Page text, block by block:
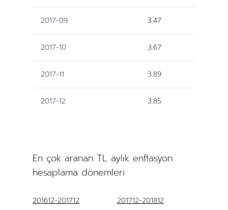
2017-09 3.47
2017-10 3.67
2017-11 3.89
2017-12 3.85
En çok aranan TL aylık enflasyon
hesaplama dönemleri
201612-201712
201712-201812